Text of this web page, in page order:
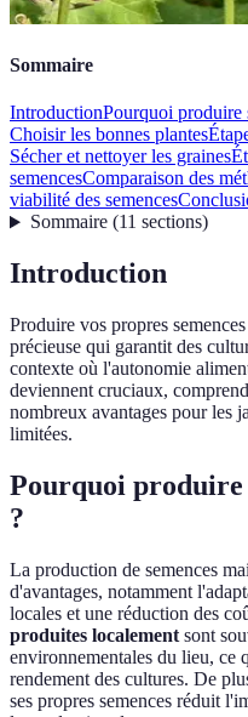
Sommaire
IntroductionPourquoi produire
Choisir les bonnes plantes
Sécher et nettoyer les graines
semencesComparaison des
viabilité des semences
Sommaire(11 sections)
Introduction
Produire vos propres
précieuse qui garantit des
contexte où l'autonomie
deviennent cruciaux,
nombreux avantages pour les
limitées.
Pourquoi produire
?
La production de semences
d'avantages, notamment
locales et une réduction des
produites localement sont
environnementales du lieu, ce
rendement des cultures. De
ses propres semences réduit